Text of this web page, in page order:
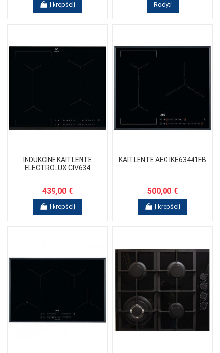
Į krepšelį Rodyti
INDUKCINĖ KAITLENTĖ
ELECTROLUX CIV634
439,00 €
Į krepšelį
KAITLENTĖ AEG IKE63441FB
500,00 €
Į krepšelį